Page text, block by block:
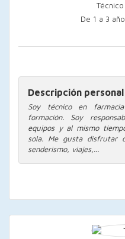
De 1 a 3
Descripción personal
Soy técnico en
formación. Soy
equipos y al mismo
sola. Me gusta disfrutar
senderismo, viajes,...